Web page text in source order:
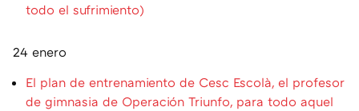
todo el sufrimiento)
24 enero
El plan de entrenamiento de Cesc Escolà, el profesor
de gimnasia de Operación Triunfo, para todo aquel